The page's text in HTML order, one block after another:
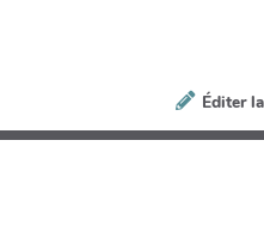
Éditer